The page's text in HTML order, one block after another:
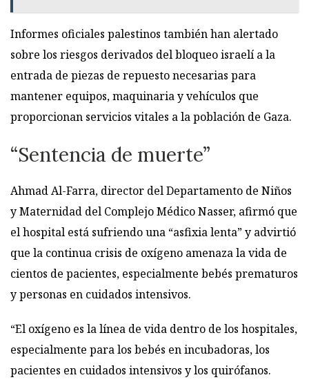
Informes oficiales palestinos también han alertado
sobre los riesgos derivados del bloqueo israelí a la
entrada de piezas de repuesto necesarias para
mantener equipos, maquinaria y vehículos que
proporcionan servicios vitales a la población de Gaza.
“Sentencia de muerte”
Ahmad Al-Farra, director del Departamento de Niños
y Maternidad del Complejo Médico Nasser, afirmó que
el hospital está sufriendo una “asfixia lenta” y advirtió
que la continua crisis de oxígeno amenaza la vida de
cientos de pacientes, especialmente bebés prematuros
y personas en cuidados intensivos.
“El oxígeno es la línea de vida dentro de los hospitales,
especialmente para los bebés en incubadoras, los
pacientes en cuidados intensivos y los quirófanos.